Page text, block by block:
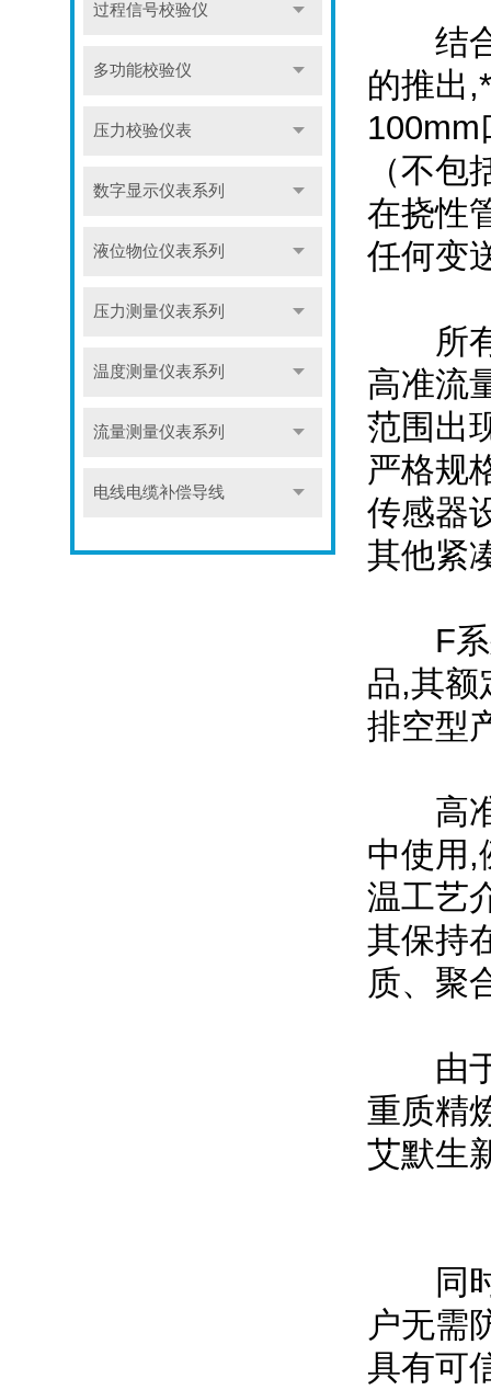
过程信号校验仪
多功能校验仪
压力校验仪表
数字显示仪表系列
液位物位仪表系列
压力测量仪表系列
温度测量仪表系列
流量测量仪表系列
电线电缆补偿导线
结合
的推出
（不
在挠性
任何变
所有
高准流
范围出
严格规
传感器
其他紧
F系列
品,其额
排空型
高准F
中使用,
温工艺
其保持
质、聚
由于
重质精
艾默生
同时,
户无需
具有可